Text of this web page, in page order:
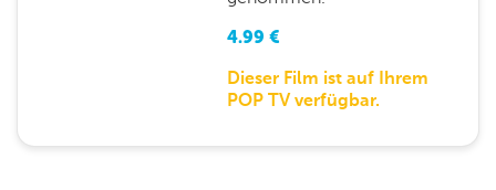
4.99 €
Dieser Film ist auf Ihrem
POP TV verfügbar.